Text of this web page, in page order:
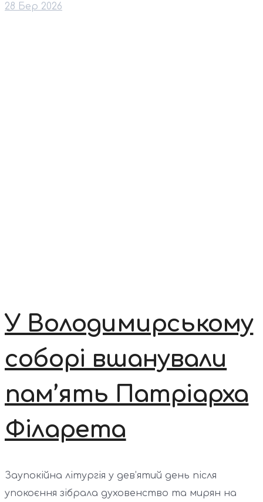
28 Бер 2026
У Володимирському
соборі вшанували
пам’ять Патріарха
Філарета
Заупокійна літургія у дев’ятий день після
упокоєння зібрала духовенство та мирян на